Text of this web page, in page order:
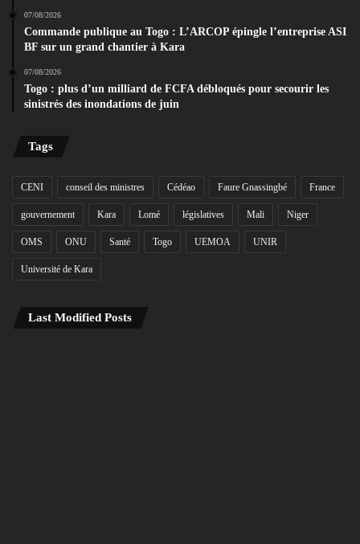
07/08/2026
Commande publique au Togo : L’ARCOP épingle l’entreprise ASI
BF sur un grand chantier à Kara
07/08/2026
Togo : plus d’un milliard de FCFA débloqués pour secourir les
sinistrés des inondations de juin
Tags
CENI conseil des ministres Cédéao Faure Gnassingbé France
gouvernement Kara Lomé législatives Mali Niger
OMS ONU Santé Togo UEMOA UNIR
Université de Kara
Last Modified Posts